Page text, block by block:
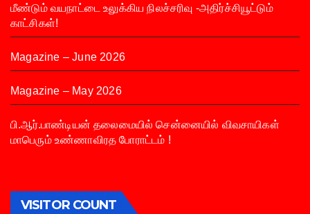
மீண்டும் வயநாட்டை உலுக்கிய நிலச்சரிவு -அதிர்ச்சியூட்டும்
காட்சிகள்!
Magazine – June 2026
Magazine – May 2026
பி.ஆர்.பாண்டியன் தலைமையில் சென்னையில் விவசாயிகள்
மாபெரும் உண்ணாவிரத போராட்டம் !
VISITOR COUNT